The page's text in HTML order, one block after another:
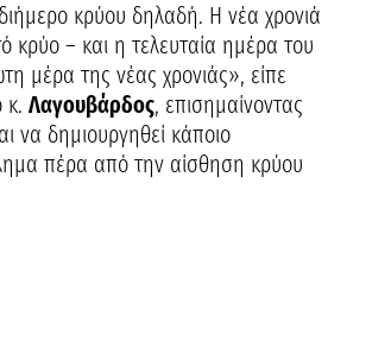
κρύου δηλαδή. Η νέα χρονιά
κρύο – και η τελευταία ημέρα του
μέρα της νέας χρονιάς», είπε
κ. Λαγουβάρδος, επισημαίνοντας
να δημιουργηθεί κάποιο
πέρα από την αίσθηση κρύου